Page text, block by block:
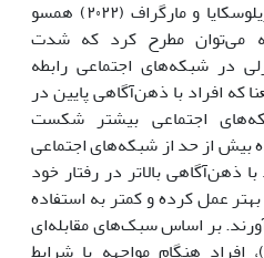
(۲۰۲۲)، بریلوسکایا و مارگراف (۲۰۲۲) همسو
می‌توان مطرح کرد که شدت
در شبکه‌های اجتماعی رابطه
که افراد با ذهن‌آگاهی پایین در
اجتماعی بیشتر شکست
بیش از حد از شبکه‌های اجتماعی
ذهن‌آگاهی بالاتر در رفتار خود
عمل کرده و کمتر به استفاده
بر اساس سبک‌های مقابله‌ای
(۱۹۹۱)، افراد هنگام مواجهه با شرایط